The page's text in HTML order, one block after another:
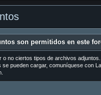
son permitidos en este
o no ciertos tipos de archivos
pueden cargar, comuníquese con